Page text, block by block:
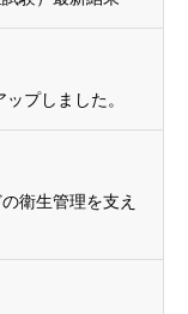
プしました。
衛生管理を支え